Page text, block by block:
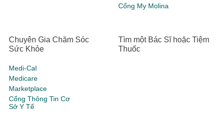
Cổng My Molina
Chuyên Gia Chăm Sóc
Sức Khỏe
Medi-Cal
Medicare
Marketplace
Cổng Thông Tin Cơ
Sở Y Tế
Tìm một Bác Sĩ hoặc Tiệm
Thuốc